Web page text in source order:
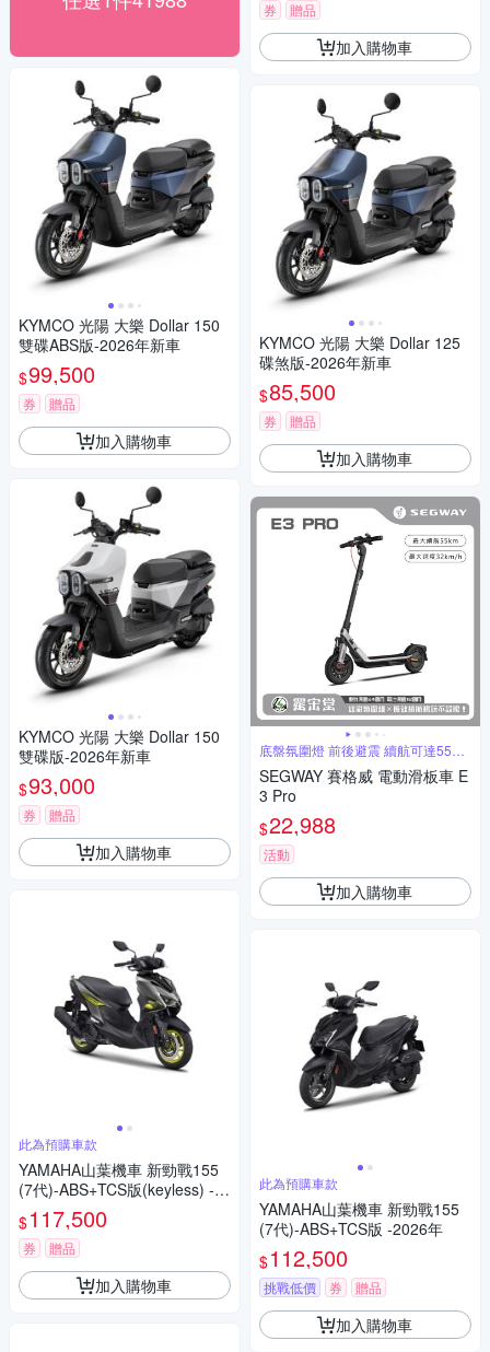
KYMCO 光陽 大樂 Dollar 150
雙碟ABS版-2026年新車
$99,500
券 贈品
加入購物車
KYMCO 光陽 大樂 Dollar 150
雙碟版-2026年新車
$93,000
券 贈品
加入購物車
此為預購車款
YAMAHA山葉機車 新勁戰155
(7代)-ABS+TCS版(keyless) -2
026年
$117,500
券 贈品
加入購物車
券 贈品
加入購物車
KYMCO 光陽 大樂 Dollar 125
碟煞版-2026年新車
$85,500
券 贈品
加入購物車
底盤氛圍燈 前後避震 續航可達55公
里
SEGWAY 賽格威 電動滑板車 E
3 Pro
$22,988
活動
加入購物車
此為預購車款
YAMAHA山葉機車 新勁戰155
(7代)-ABS+TCS版 -2026年
$112,500
挑戰低價 券 贈品
加入購物車